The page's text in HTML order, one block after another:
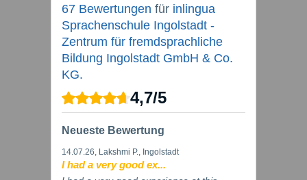
67 Bewertungen für inlingua
Sprachenschule Ingolstadt -
Zentrum für fremdsprachliche
Bildung Ingolstadt GmbH & Co.
KG.
4,7/5
Neueste Bewertung
14.07.26, Lakshmi P., Ingolstadt
I had a very good ex...